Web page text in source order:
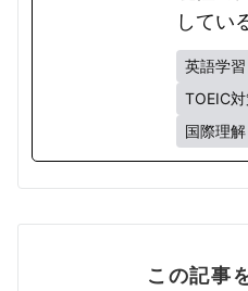
してい
英語学習
TOEIC
国際理解
この記事